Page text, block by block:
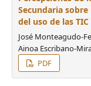
Secundaria
del uso de las
José Monteagudo-
Ainoa Escribano-
PDF